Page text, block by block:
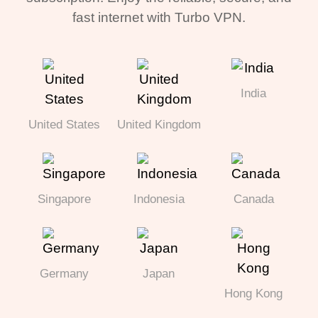
fast internet with Turbo VPN.
United States United Kingdom
India
Singapore Indonesia Canada
Germany
Japan
Hong Kong